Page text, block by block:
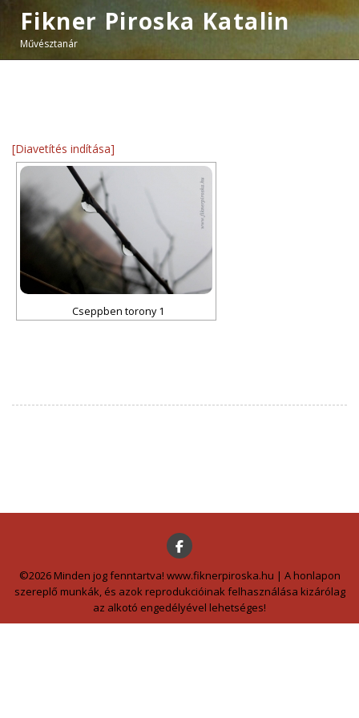
Fikner Piroska Katalin
Művésztanár
[Diavetítés indítása]
Cseppben torony 1
©2026 Minden jog fenntartva! www.fiknerpiroska.hu | A honlapon
szereplő munkák, és azok reprodukcióinak felhasználása kizárólag
az alkotó engedélyével lehetséges!